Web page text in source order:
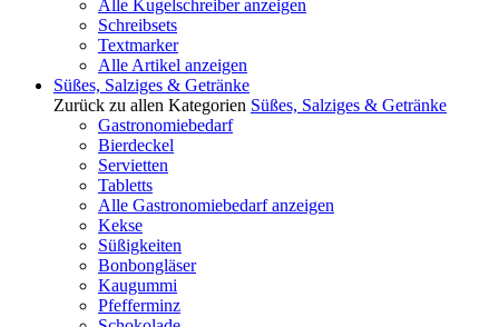
Alle Kugelschreiber anzeigen
Schreibsets
Textmarker
Alle Artikel anzeigen
Süßes, Salziges & Getränke
Zurück zu allen Kategorien Süßes, Salziges & Getränke
Gastronomiebedarf
Bierdeckel
Servietten
Tabletts
Alle Gastronomiebedarf anzeigen
Kekse
Süßigkeiten
Bonbongläser
Kaugummi
Pfefferminz